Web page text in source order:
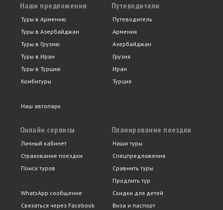
Наши предложения
Туры в Армению
Туры в Азербайджан
Туры в Грузию
Туры в Иран
Туры в Турцию
Комбитуры
Наш автопарк
Путеводители
Путеводитель
Армения
Азербайджан
Грузия
Иран
Турция
Онлайн сервисы
Личный кабинет
Страхование поездки
Поиск туров
WhatsApp сообщение
Связаться через Facebook
Планирование поездки
Наши туры
Спецпредложения
Сравнить туры
Продлить тур
Скидки для детей
Виза и паспорт